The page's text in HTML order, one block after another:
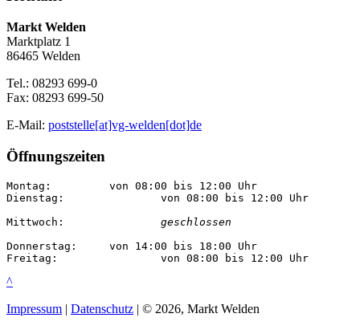
Markt Welden
Marktplatz 1
86465 Welden
Tel.: 08293 699-0
Fax: 08293 699-50
E-Mail: poststelle[at]vg-welden[dot]de
Öffnungszeiten
Montag:		von 08:00 bis 12:00 Uhr
Dienstag:		von 08:00 bis 12:00 Uhr
geschlossen
Donnerstag:	von 14:00 bis 18:00 Uhr
Freitag:		von 08:00 bis 12:00 Uhr
^
Impressum | Datenschutz | © 2026, Markt Welden